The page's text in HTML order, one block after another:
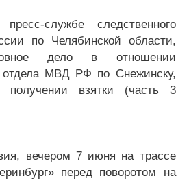
службе следственного
по Челябинской области,
дело в отношении
МВД РФ по Снежинску,
получении взятки (часть 3
вечером 7 июня на трассе
перед поворотом на